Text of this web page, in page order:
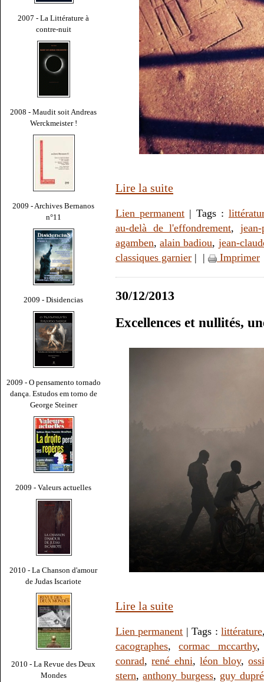
2007 - La Littérature à
contre-nuit
2008 - Maudit soit Andreas
Werckmeister !
2009 - Archives Bernanos
n°11
2009 - Disidencias
2009 - O pensamento tornado
dança. Estudos em torno de
George Steiner
2009 - Valeurs actuelles
2010 - La Chanson d'amour
de Judas Iscariote
2010 - La Revue des Deux
Mondes
Lire la suite
Lien permanent| Tags :
au-delà de l'effondrement,
agamben,alain badiou, jean-
classiques garnier | | Imprimer
30/12/2013
Excellences et nullités,
Lire la suite
Lien permanent | Tags :littérature
cacographes,cormac mccarthy
conrad,rené ehni,léon bloy,
stern,anthony burgess, guy dupré